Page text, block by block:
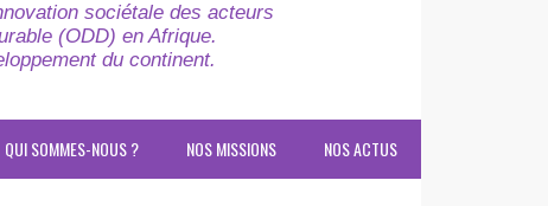
sociétale des acteurs
(ODD) en Afrique.
du continent.
NOS ACTUS
NOS MISSIONS
QUI SOMMES-NOUS ?